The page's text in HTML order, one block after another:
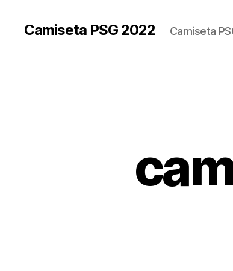
Camiseta PSG 2022 Camiseta